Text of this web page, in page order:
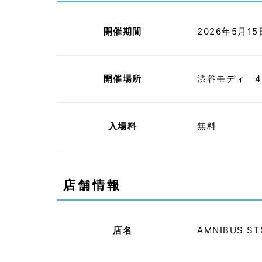
開催期間 2026年5月15
開催場所 渋谷モディ
入場料 無料
店舗情報
店名 AMNIBUS